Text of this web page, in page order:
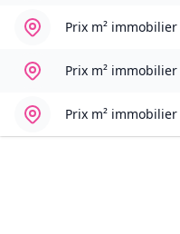
Prix m² immobilier
Prix m² immobilier
Prix m² immobilier